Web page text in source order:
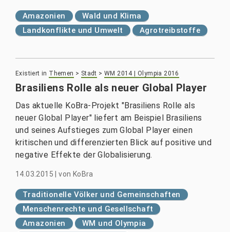
Amazonien
Wald und Klima
Landkonflikte und Umwelt
Agrotreibstoffe
Existiert in Themen > Stadt >WM 2014 | Olympia 2016
Brasiliens Rolle als neuer Global Player
Das aktuelle KoBra-Projekt "Brasiliens Rolle als
neuer Global Player" liefert am Beispiel Brasiliens
und seines Aufstieges zum Global Player einen
kritischen und differenzierten Blick auf positive und
negative Effekte der Globalisierung.
14.03.2015|von KoBra
Traditionelle Völker und Gemeinschaften
Menschenrechte und Gesellschaft
Amazonien
WM und Olympia